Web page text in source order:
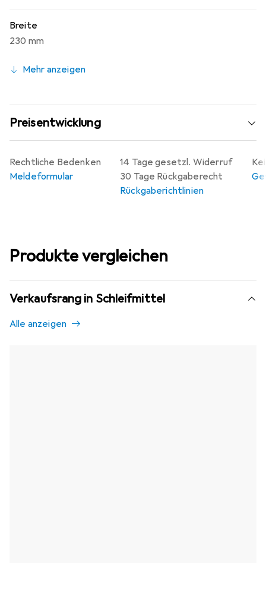
Breite
230 mm
Mehr anzeigen
Preisentwicklung
14 Tage gesetzl. Widerruf
30 Tage Rückgaberecht
Rückgaberichtlinien
Rechtliche Bedenken
Meldeformular
Produkte vergleichen
Verkaufsrang in Schleifmittel
Alle anzeigen